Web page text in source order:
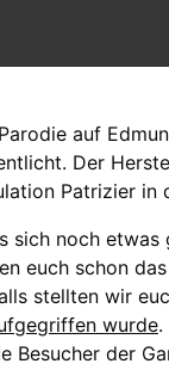
auf
Der
Patrizier in
sich noch etwas
euch schon
stellten wir
wurde.
der